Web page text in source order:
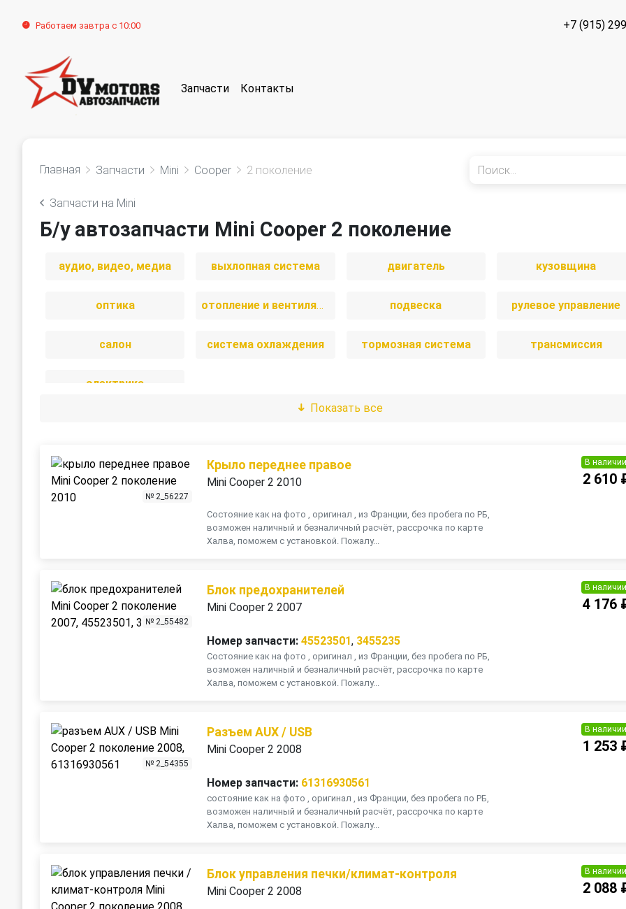
Работаем завтра с 10:00 +7 (915)
Запчасти Контакты
Главная Запчасти Mini Cooper 2 поколение
Запчасти на Mini
Б/у автозапчасти Mini Cooper 2 поколение
аудио, видео, медиа выхлопная система двигатель кузовщина
оптика отопление и вентиляция подвеска рулевое управление
салон система охлаждения тормозная система трансмиссия
электрика
Показать все
№ 2_56227
Крыло переднее правое
Mini Cooper 2 2010
Состояние как на фото , оригинал , из Франции, без пробега по РБ,
возможен наличный и безналичный расчёт, рассрочка по карте
Халва, поможем с установкой. Пожалу...
В наличии
2 610
№ 2_55482
Блок предохранителей
Mini Cooper 2 2007
Номер запчасти: 45523501, 3455235
Состояние как на фото , оригинал , из Франции, без пробега по РБ,
возможен наличный и безналичный расчёт, рассрочка по карте
Халва, поможем с установкой. Пожалу...
В наличии
4 176
№ 2_54355
Разъем AUX / USB
Mini Cooper 2 2008
Номер запчасти: 61316930561
состояние как на фото , оригинал , из Франции, без пробега по РБ,
возможен наличный и безналичный расчёт, рассрочка по карте
Халва, поможем с установкой. Пожалу...
В наличии
1 253
Блок управления печки/климат-контроля
Mini Cooper 2 2008
В наличии
2 088